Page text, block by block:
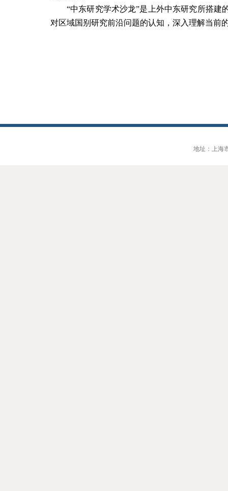
“中东研究学术沙龙”是上外中东研究所搭
对区域国别研究前沿问题的认知，深入理解当前
地址：上海